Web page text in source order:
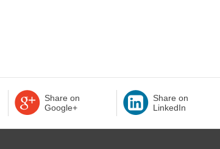
Share on
Google+
Share on
LinkedIn